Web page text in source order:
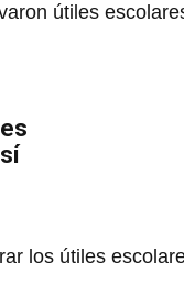
útiles
los útiles